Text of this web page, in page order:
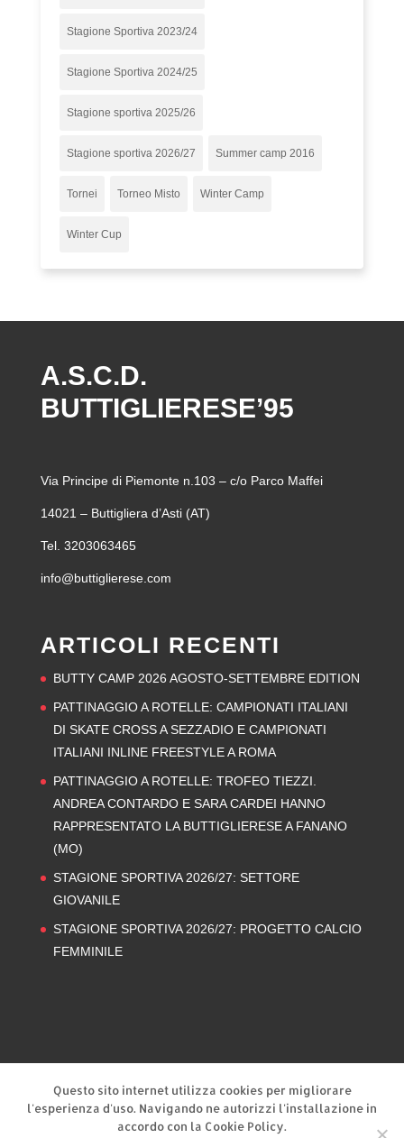
Stagione Sportiva 2023/24
Stagione Sportiva 2024/25
Stagione sportiva 2025/26
Stagione sportiva 2026/27 Summer camp 2016
Tornei Torneo Misto Winter Camp
Winter Cup
A.S.C.D.
BUTTIGLIERESE’95
Via Principe di Piemonte n.103 – c/o Parco Maffei
14021 – Buttigliera d’Asti (AT)
Tel. 3203063465
info@buttiglierese.com
ARTICOLI RECENTI
BUTTY CAMP 2026 AGOSTO-SETTEMBRE EDITION
PATTINAGGIO A ROTELLE: CAMPIONATI ITALIANI
DI SKATE CROSS A SEZZADIO E CAMPIONATI
ITALIANI INLINE FREESTYLE A ROMA
PATTINAGGIO A ROTELLE: TROFEO TIEZZI.
ANDREA CONTARDO E SARA CARDEI HANNO
RAPPRESENTATO LA BUTTIGLIERESE A FANANO
(MO)
STAGIONE SPORTIVA 2026/27: SETTORE
GIOVANILE
STAGIONE SPORTIVA 2026/27: PROGETTO CALCIO
FEMMINILE
Questo sito internet utilizza cookies per migliorare
l'esperienza d'uso. Navigando ne autorizzi l'installazione in
accordo con la Cookie Policy.